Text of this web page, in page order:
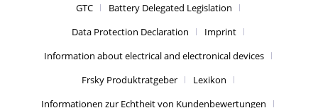
GTC
Battery Delegated Legislation
Data Protection Declaration
Imprint
Information about electrical and electronical devices
Frsky Produktratgeber
Lexikon
Informationen zur Echtheit von Kundenbewertungen